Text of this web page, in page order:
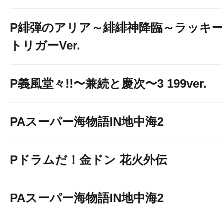
P緋弾のアリア～緋緋神降臨～ラッキ
トリガーVer.
P義風堂々!!〜兼続と慶次〜3 199ver.
PAスーパー海物語IN地中海2
Pドラムだ！金ドン 花火外伝
PAスーパー海物語IN地中海2